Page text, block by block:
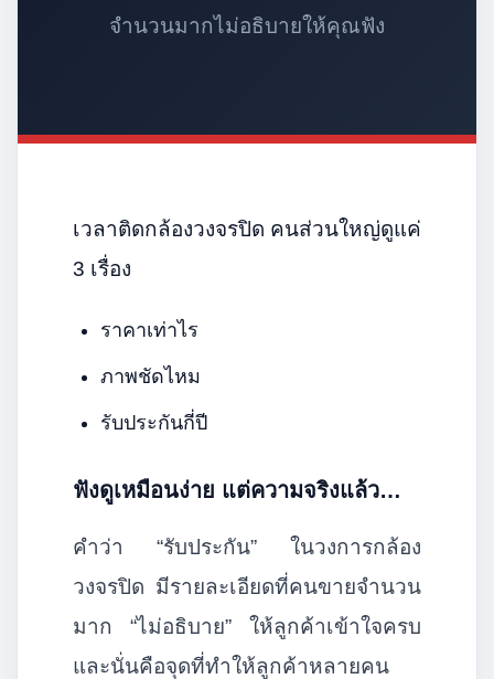
จำนวนมากไม่อธิบายให้คุณฟัง
เวลาติดกล้องวงจรปิด คนส่วนใหญ่ดูแค่
3 เรื่อง
ราคาเท่าไร
ภาพชัดไหม
รับประกันกี่ปี
ฟังดูเหมือนง่าย แต่ความจริงแล้ว…
คำว่า “รับประกัน” ในวงการกล้อง
วงจรปิด มีรายละเอียดที่คนขายจำนวน
มาก “ไม่อธิบาย” ให้ลูกค้าเข้าใจครบ
และนั่นคือจุดที่ทำให้ลูกค้าหลายคน